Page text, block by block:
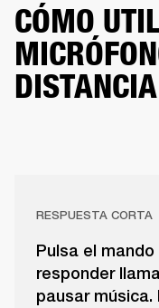
CÓMO
DISTANCIA
RESPUESTA CORTA
Pulsa el
responder
pausar